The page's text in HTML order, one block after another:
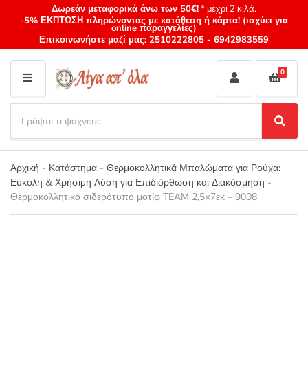
Δωρεάν μεταφορικά άνω των 50€!* μέχρι 2 κιλά.
-5% ΕΚΠΤΩΣΗ πληρώνοντας με κατάθεση ή κάρτα! (ισχύει για
online παραγγελίες)
Επικοινωνήστε μαζί μας: 2510222805 - 6942983559
M
E
N
U
Category
name
a
r
c
h
p
r
S
e
a
r
0
Αρχική - Κατάστημα - Θερμοκολλητικά Μπαλώματα για Ρούχα:
Εύκολη & Χρήσιμη Λύση για Επιδιόρθωση και Διακόσμηση -
Θερμοκολλητικό σιδερότυπο μοτίφ TEAM 2,5×7εκ – 9008